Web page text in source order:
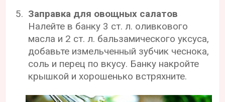
Заправка для овощных салатов
Налейте в банку 3 ст. л. оливкового
масла и 2 ст. л. бальзамического уксуса,
добавьте измельченный зубчик чеснока,
соль и перец по вкусу. Банку накройте
крышкой и хорошенько встряхните.